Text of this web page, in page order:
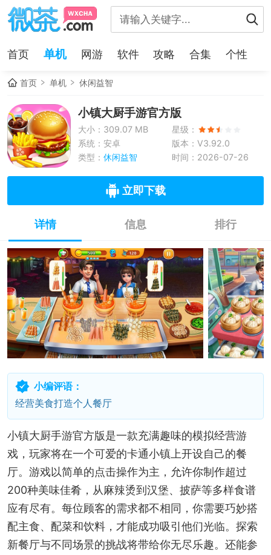
首页 单机 网游 软件 攻略 合集 个性
首页 单机 休闲益智
小镇大厨手游官方版
大小：309.07 MB
星级：
系统：安卓
版本：V3.92.0
类型： 休闲益智 时间：2026-07-26
立即下载
详情 信息 排行
小编评语：
经营美食打造个人餐厅
小镇大厨手游官方版是一款充满趣味的模拟经营游
戏，玩家将在一个可爱的卡通小镇上开设自己的餐
厅。游戏以简单的点击操作为主，允许你制作超过
200种美味佳肴，从麻辣烫到汉堡、披萨等多样食谱
应有尽有。每位顾客的需求都不相同，你需要巧妙搭
配主食、配菜和饮料，才能成功吸引他们光临。探索
新餐厅与不同场景的挑战将带给你无尽乐趣。还能参